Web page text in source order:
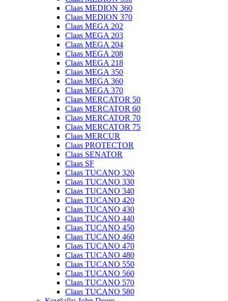
Claas MEDION 360
Claas MEDION 370
Claas MEGA 202
Claas MEGA 203
Claas MEGA 204
Claas MEGA 208
Claas MEGA 218
Claas MEGA 350
Claas MEGA 360
Claas MEGA 370
Claas MERCATOR 50
Claas MERCATOR 60
Claas MERCATOR 70
Claas MERCATOR 75
Claas MERCUR
Claas PROTECTOR
Claas SENATOR
Claas SF
Claas TUCANO 320
Claas TUCANO 330
Claas TUCANO 340
Claas TUCANO 420
Claas TUCANO 430
Claas TUCANO 440
Claas TUCANO 450
Claas TUCANO 460
Claas TUCANO 470
Claas TUCANO 480
Claas TUCANO 550
Claas TUCANO 560
Claas TUCANO 570
Claas TUCANO 580